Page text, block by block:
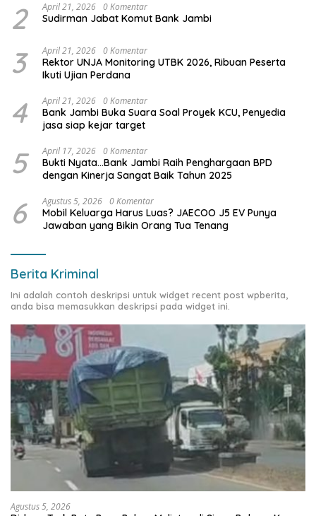
2 April 21, 2026 0 Komentar
Sudirman Jabat Komut Bank Jambi
3 April 21, 2026 0 Komentar
Rektor UNJA Monitoring UTBK 2026, Ribuan Peserta
Ikuti Ujian Perdana
4 April 21, 2026 0 Komentar
Bank Jambi Buka Suara Soal Proyek KCU, Penyedia
jasa siap kejar target
5 April 17, 2026 0 Komentar
Bukti Nyata…Bank Jambi Raih Penghargaan BPD
dengan Kinerja Sangat Baik Tahun 2025
6 Agustus 5, 2026 0 Komentar
Mobil Keluarga Harus Luas? JAECOO J5 EV Punya
Jawaban yang Bikin Orang Tua Tenang
Berita Kriminal
Ini adalah contoh deskripsi untuk widget recent post wpberita,
anda bisa memasukkan deskripsi pada widget ini.
Agustus 5, 2026